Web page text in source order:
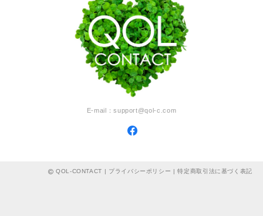
E-mail：support@qol-c.com
QOL-CONTACT | プライバシーポリシー |特定商取引法に基づく表記